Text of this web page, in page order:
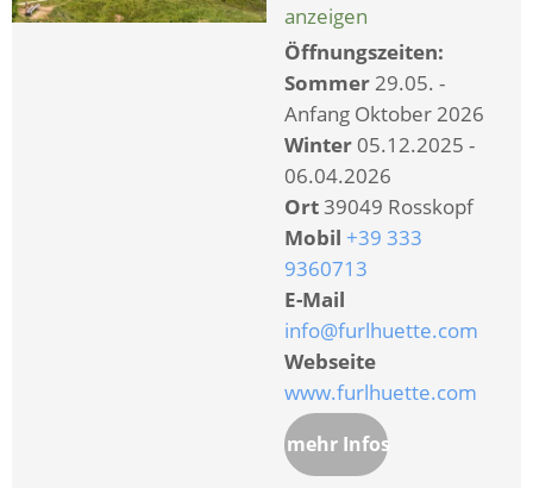
anzeigen
Öffnungszeiten:
Sommer29.05. -
Anfang Oktober 2026
Winter 05.12.2025 -
06.04.2026
Ort39049 Rosskopf
Mobil +39 333
9360713
E-Mail
info@furlhuette.com
Webseite
www.furlhuette.com
mehr Infos